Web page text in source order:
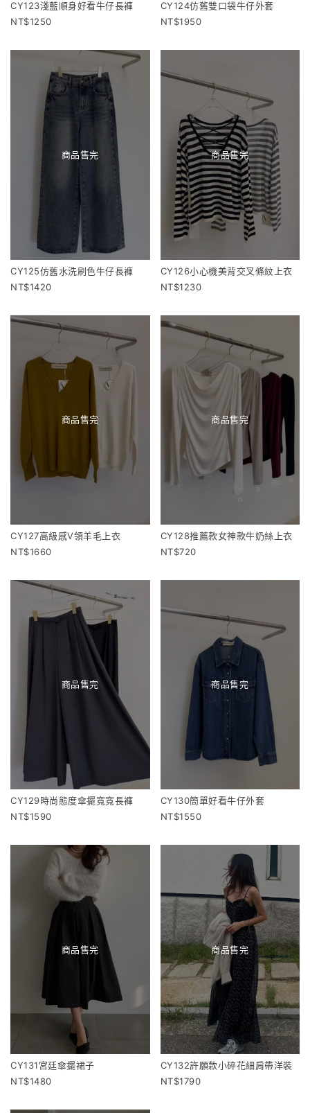
CY123淺藍順身好看牛仔長褲
1250
CY124仿舊雙口袋牛仔外套
1950
商品售完
CY125仿舊水洗刷色牛仔長褲
1420
商品售完
CY126小心機美背交叉條紋上衣
1230
商品售完
CY127高級感V領羊毛上衣
1660
商品售完
CY128推薦款女神款牛奶絲上衣
720
商品售完
CY129時尚態度傘擺寬寬長褲
1590
商品售完
CY130簡單好看牛仔外套
1550
商品售完
CY131宮廷傘擺裙子
1480
商品售完
CY132許願款小碎花細肩帶洋裝
1790